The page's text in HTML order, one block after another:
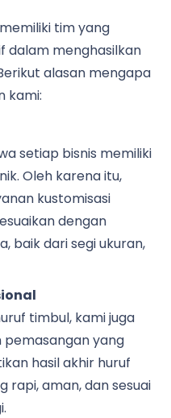
memiliki tim yang
dalam menghasilkan
alasan mengapa
kami:
setiap bisnis memiliki
Oleh karena itu,
kustomisasi
dengan
baik dari segi ukuran,
timbul, kami juga
pemasangan yang
hasil akhir huruf
rapi, aman, dan sesuai